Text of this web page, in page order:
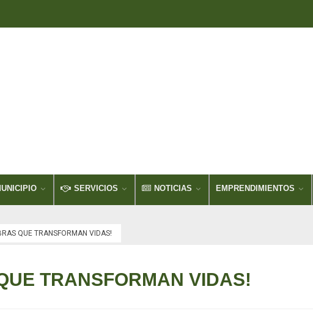
SERVICIOS NOTICIAS EMPRENDIMIENTOS
QUE TRANSFORMAN VIDAS!
TRANSFORMAN VIDAS!